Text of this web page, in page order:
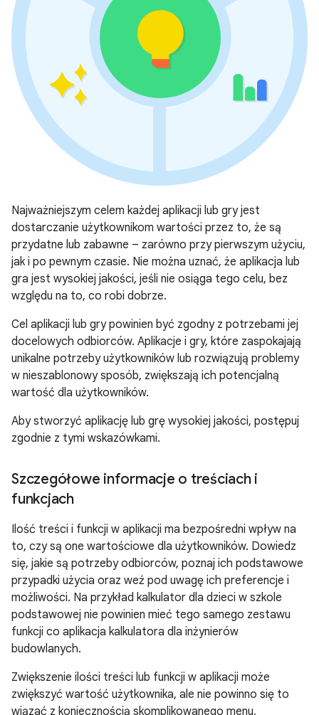
Najważniejszym celem każdej aplikacji lub gry jest
dostarczanie użytkownikom wartości przez to, że są
przydatne lub zabawne – zarówno przy pierwszym użyciu,
jak i po pewnym czasie. Nie można uznać, że aplikacja lub
gra jest wysokiej jakości, jeśli nie osiąga tego celu, bez
względu na to, co robi dobrze.
Cel aplikacji lub gry powinien być zgodny z potrzebami jej
docelowych odbiorców. Aplikacje i gry, które zaspokajają
unikalne potrzeby użytkowników lub rozwiązują problemy
w nieszablonowy sposób, zwiększają ich potencjalną
wartość dla użytkowników.
Aby stworzyć aplikację lub grę wysokiej jakości, postępuj
zgodnie z tymi wskazówkami.
Szczegółowe informacje o treściach i
funkcjach
Ilość treści i funkcji w aplikacji ma bezpośredni wpływ na
to, czy są one wartościowe dla użytkowników. Dowiedz
się, jakie są potrzeby odbiorców, poznaj ich podstawowe
przypadki użycia oraz weź pod uwagę ich preferencje i
możliwości. Na przykład kalkulator dla dzieci w szkole
podstawowej nie powinien mieć tego samego zestawu
funkcji co aplikacja kalkulatora dla inżynierów
budowlanych.
Zwiększenie ilości treści lub funkcji w aplikacji może
zwiększyć wartość użytkownika, ale nie powinno się to
wiązać z koniecznością skomplikowanego menu,